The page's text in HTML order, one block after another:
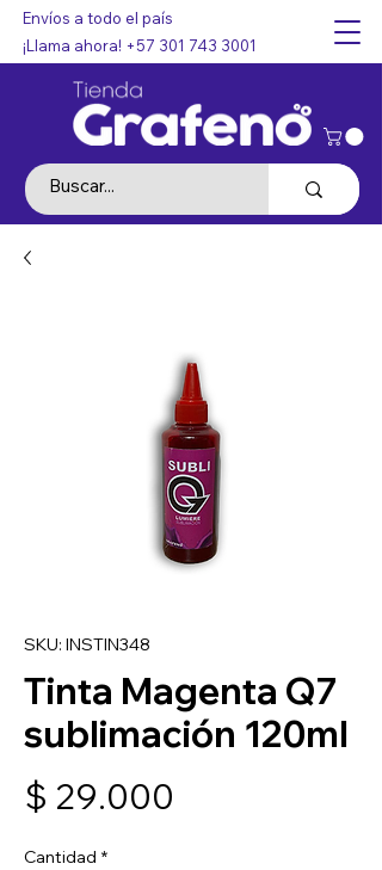
Envíos a todo el país
¡Llama ahora! +57 301 743 3001
SKU: INSTIN348
Tinta Magenta Q7
sublimación 120ml
$ 29.000
Cantidad *